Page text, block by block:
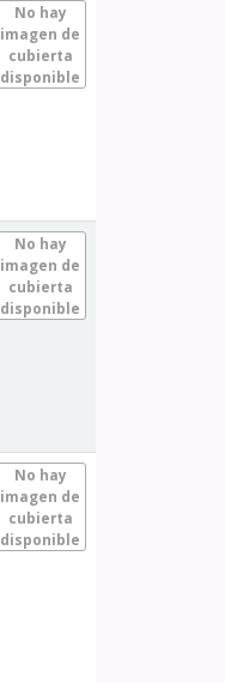
No hay
imagen de
cubierta
disponible
No hay
imagen de
cubierta
disponible
No hay
imagen de
cubierta
disponible